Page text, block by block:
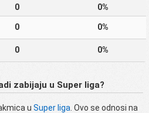
0 0%
0 0%
0 0%
zabijaju u Super liga?
u Super liga . Ovo se odnosi na